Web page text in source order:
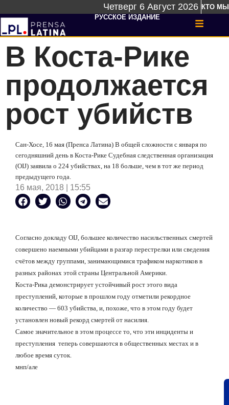
Четверг 6 Август 2026 КТО МЫ
РУССКОЕ ИЗДАНИЕ
В Коста-Рике
продолжается
рост убийств
Сан-Хосе, 16 мая (Пренса Латина) В общей сложности с января по
сегодняшний день в Коста-Рике Судебная следственная организация
(OIJ) заявила о 224 убийствах, на 18 больше, чем в тот же период
предыдущего года.
16 мая, 2018 | 15:55
Согласно докладу OIJ, большее количество насильственных смертей
совершено наемными убийцами в разгар перестрелки или сведения
счётов между группами, занимающимися трафиком наркотиков в
разных районах этой страны Центральной Америки.
Коста-Рика демонстрирует устойчивый рост этого вида
преступлений, которые в прошлом году отметили рекордное
количество — 603 убийства, и, похоже, что в этом году будет
установлен новый рекорд смертей от насилия.
Самое значительное в этом процессе то, что эти инциденты и
преступления теперь совершаются в общественных местах и в
любое время суток.
мнп/але